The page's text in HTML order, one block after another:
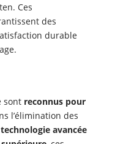
Ces
des
durable
sont reconnus pour
l’élimination des
technologie avancée